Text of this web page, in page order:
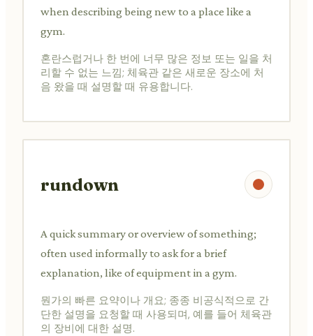
when describing being new to a place like a
gym.
혼란스럽거나 한 번에 너무 많은 정보 또는 일을 처
리할 수 없는 느낌; 체육관 같은 새로운 장소에 처
음 왔을 때 설명할 때 유용합니다.
rundown
A quick summary or overview of something;
often used informally to ask for a brief
explanation, like of equipment in a gym.
뭔가의 빠른 요약이나 개요; 종종 비공식적으로 간
단한 설명을 요청할 때 사용되며, 예를 들어 체육관
의 장비에 대한 설명.